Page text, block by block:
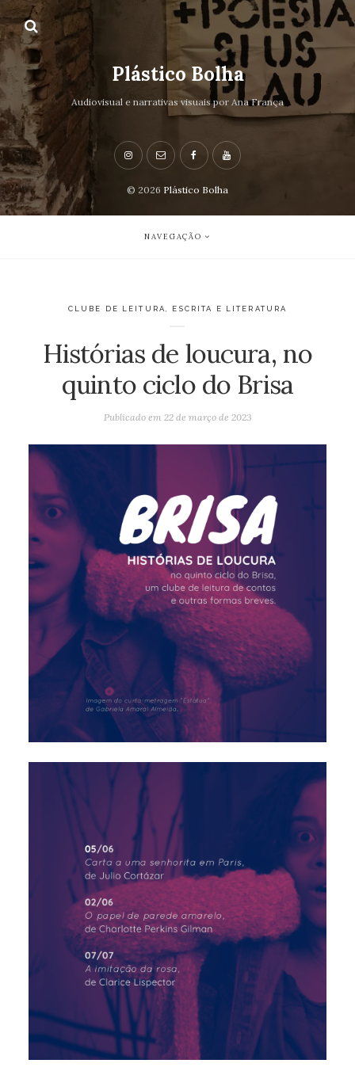
Plástico Bolha
Audiovisual e narrativas visuais por Ana França
© 2026 Plástico Bolha
NAVEGAÇÃO
CLUBE DE LEITURA, ESCRITA E LITERATURA
Histórias de loucura, no
quinto ciclo do Brisa
Publicado em 22 de março de 2023